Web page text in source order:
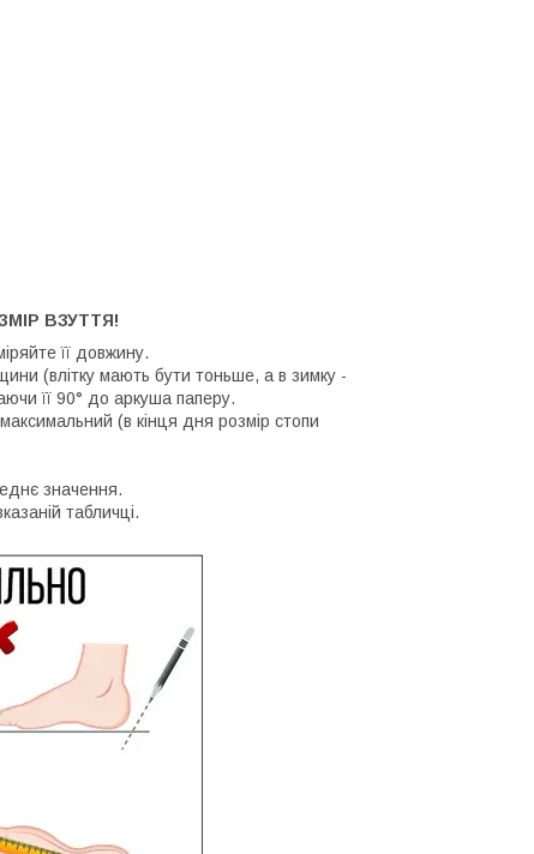
ВЗУТТЯ!
її довжину.
(влітку мають бути тоньше, а в зимку -
її 90° до аркуша паперу.
(в кінця дня розмір стопи
значення.
табличці.